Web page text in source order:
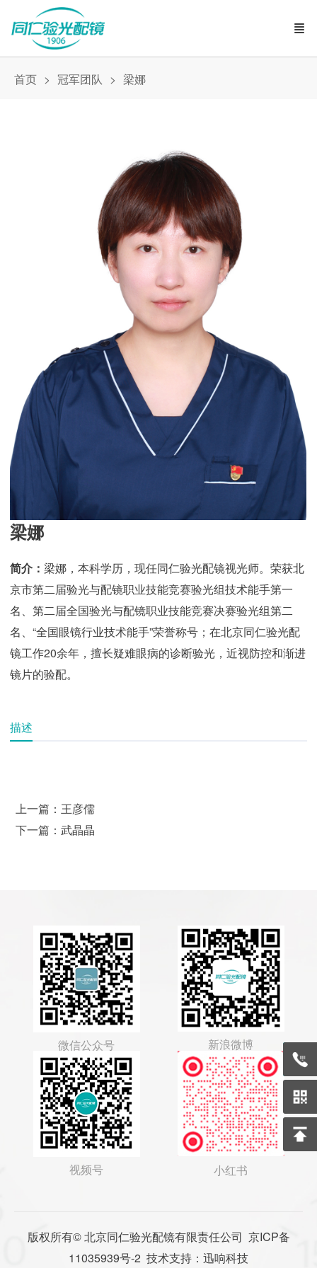
首页 冠军团队 梁娜
梁娜
简介：梁娜，本科学历，现任同仁验光配镜视光师。荣获北
京市第二届验光与配镜职业技能竞赛验光组技术能手第一
名、第二届全国验光与配镜职业技能竞赛决赛验光组第二
名、“全国眼镜行业技术能手”荣誉称号；在北京同仁验光配
镜工作20余年，擅长疑难眼病的诊断验光，近视防控和渐进
镜片的验配。
描述
上一篇：王彦儒
下一篇：武晶晶
微信公众号 新浪微博
视频号 小红书
版权所有© 北京同仁验光配镜有限责任公司 京ICP备
11035939号-2 技术支持：迅响科技